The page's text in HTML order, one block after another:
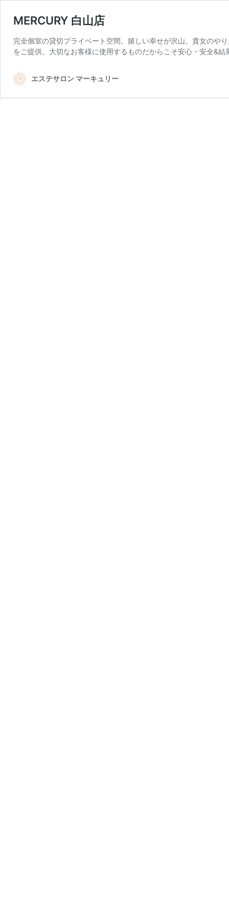
MERCURY 白山店
完全個室の貸切プライベート空間。嬉しい幸せが沢山。貴女のや
をご提供。大切なお客様に使用するものだからこそ安心・安全&
エステサロン マーキュリー